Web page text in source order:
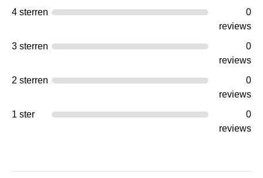
4 sterren
0
reviews
3 sterren
0
reviews
2 sterren
0
reviews
1 ster
0
reviews